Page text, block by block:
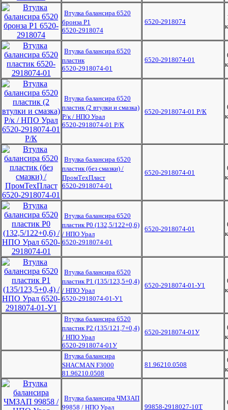
Втулка балансира 6520
бронза Р1
6520-2918074
6520-2918074
Втулка балансира 6520
пластик
6520-2918074-01
6520-2918074-01
Втулка балансира 6520
пластик (2 втулки и смазка)
Р/к / НПО Урал
6520-2918074-01 Р/К
6520-2918074-01 Р/К
Втулка балансира 6520
пластик (без смазки) /
ПромТехПласт
6520-2918074-01
6520-2918074-01
Втулка балансира 6520
пластик Р0 (132,5/122+0,6)
/ НПО Урал
6520-2918074-01
6520-2918074-01
Втулка балансира 6520
пластик Р1 (135/123,5+0,4)
/ НПО Урал
6520-2918074-01-У1
6520-2918074-01-У1
Втулка балансира 6520
пластик Р2 (135/121,7+0,4)
/ НПО Урал
6520-2918074-01У
6520-2918074-01У
Втулка балансира
SHACMAN F3000
81.96210.0508
81.96210.0508
Втулка балансира ЧМЗАП
99858 / НПО Урал
99858-2918027-10Т